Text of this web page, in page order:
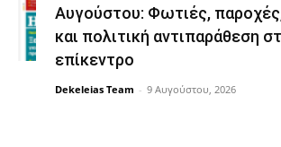
Αυγούστου: Φωτιές,
και πολιτική αντιπαράθεση
επίκεντρο
Dekeleias Team - 9 Αυγούστου, 2026